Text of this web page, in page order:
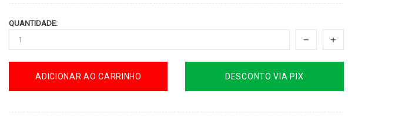
QUANTIDADE:
ADICIONAR AO CARRINHO DESCONTO VIA PIX